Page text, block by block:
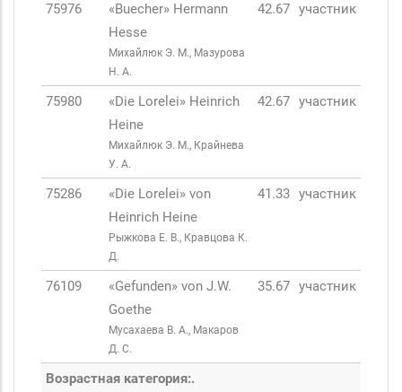
75976
«Buecher» Hermann
Hesse
Михайлюк Э. М., Мазурова
Н. А.
42.67 участник
75980
«Die Lorelei» Heinrich
Heine
Михайлюк Э. М., Крайнева
У. А.
42.67 участник
75286
«Die Lorelei» von
Heinrich Heine
Рыжкова Е. В., Кравцова К.
Д.
41.33 участник
76109
«Gefunden» von J.W.
Goethe
Мусахаева В. А., Макаров
Д. С.
35.67 участник
Возрастная категория:.